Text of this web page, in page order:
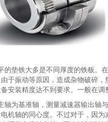
的垫铁大多是不同厚度的铁板。
于振动等原因，造成杂物破碎
安装精度达不到要求。一般在调
为基准轴，测量减速器输出轴
机轴的同心度。不过对于，因